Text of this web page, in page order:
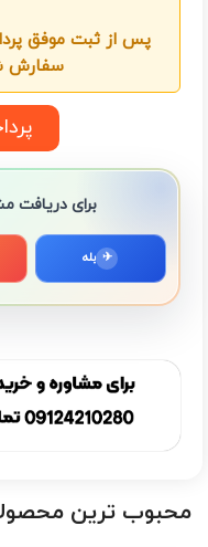
پس از ثبت موفق
سفارش
برای دریافت
✈ بله
محبوب ترین